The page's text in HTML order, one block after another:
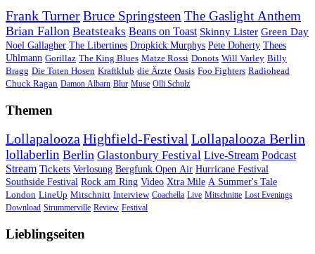
Frank TurnerBruce Springsteen The Gaslight Anthem
Brian Fallon Beatsteaks Beans on Toast Skinny Lister Green Day
Noel Gallagher The Libertines Dropkick Murphys Pete Doherty Thees
Uhlmann Gorillaz The King Blues Matze Rossi Donots Will Varley Billy
Bragg Die Toten Hosen Kraftklub die Ärzte Oasis Foo Fighters Radiohead
Chuck Ragan Damon Albarn Blur Muse Olli Schulz
Themen
Lollapalooza Highfield-Festival Lollapalooza Berlin
lollaberlin Berlin Glastonbury Festival Live-Stream Podcast
Stream Tickets Verlosung Bergfunk Open Air Hurricane Festival
Southside Festival Rock am Ring Video Xtra Mile A Summer's Tale
London LineUp Mitschnitt Interview Coachella Live Mitschnitte Lost Evenings
Download Strummerville Review Festival
Lieblingseiten